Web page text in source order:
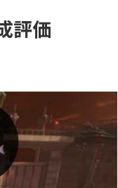
評価